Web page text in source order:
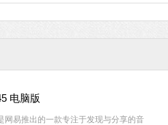
电脑版
网易推出的一款专注于发现与分享的音